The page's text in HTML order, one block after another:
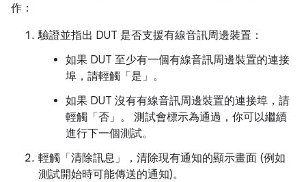
作：
驗證並指出 DUT 是否支援有線音訊周邊裝置：
如果 DUT 至少有一個有線音訊周邊裝置的連接
埠，請輕觸「是」 。
如果 DUT 沒有有線音訊周邊裝置的連接埠，請
輕觸「否」 。 測試會標示為通過，你可以繼續
進行下一個測試。
輕觸「清除訊息」
，清除現有通知的顯示畫面 (例如
測試開始時可能傳送的通知)。